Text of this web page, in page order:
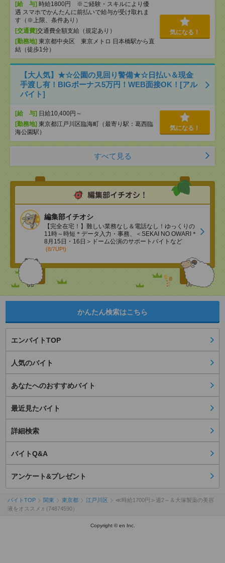
[給 与] 時給1800円 ※ご経験・スキルにより優
遇 スマホでかんたんに前払いで給与が受け取れま
す（※上限、条件あり）
[交通費]交通費全額支給（規定あり）
[勤務地] 東京都中央区 東京メトロ 日本橋駅から直
結（徒歩1分）
気になる！
【大人気】★☆公園の見回り警備★☆日払い＆現金
手渡し有！BIGボーナス5万円！WEB面接OK！[アル
バイト]
[給 与] 日給10,400円～
[勤務地] 東京都江戸川区臨海町（最寄り駅：葛西臨
海公園駅）
気になる！
すべて見る
編集部イチオシ
【完全在宅！】難しい業務なし＆電話なし！ゆっくりの
11時～時短＊データ入力・事務、＜SEKAI NO OWARI＊
8月15日・16日＞ドーム公演のサポートバイトなど
(8/7UP!)
かんたん検索はこちら
エンバイトTOP
人気のバイト
あなたへのおすすめバイト
最近見たバイト
詳細検索
バイトQ&A
アンケート&プレゼント
バイトTOP 関東 東京都 江戸川区
≪時給1700円≫週2～＆大塚製薬の美容
液をオススメ♬(74874590）
Copyright © en Inc.